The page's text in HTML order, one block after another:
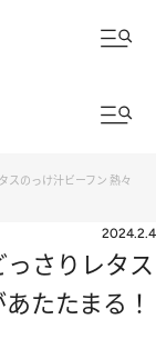
スのっけ汁ビーフン 熱々
2024.2.4
っさりレタス
たたまる！